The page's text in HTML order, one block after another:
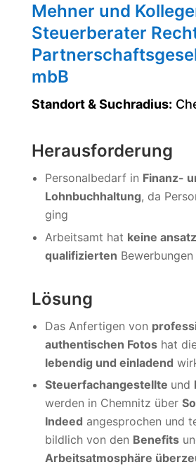
Mehner und
Steuerberater
mbB
Standort & Suchradius:
Herausforderung
Personalbedarf in Finanz-
Lohnbuchhaltung, da
ging
Arbeitsamt hat keine
qualifizierten
Lösung
Das Anfertigen von
authentischen Fotoshat
lebendig und einladend
Steuerfachangestellte und
werden in Chemnitz über
Indeed angesprochen und
bildlich von den Benefits
Arbeitsatmosphäre